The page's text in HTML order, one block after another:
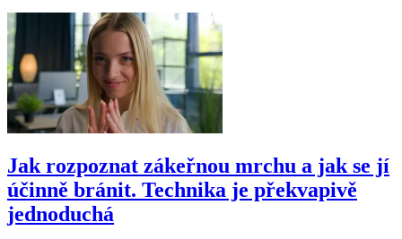
Jak rozpoznat zákeřnou mrchu a jak se jí
účinně bránit. Technika je překvapivě
jednoduchá